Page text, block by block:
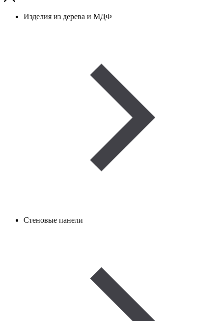
Изделия из дерева и МДФ
Стеновые панели